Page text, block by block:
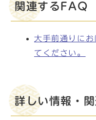
関連するFAQ
大手前通りにお
てください。
詳しい情報・